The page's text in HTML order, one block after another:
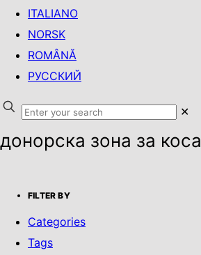
ITALIANO
NORSK
ROMÂNĂ
РУССКИЙ
✕
донорска зона за коса
FILTER BY
Categories
Tags